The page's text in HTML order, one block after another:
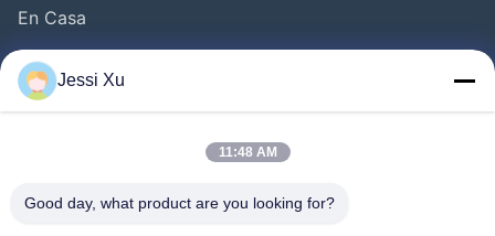
En Casa
Productos
Videos
Control De Calidad
Jessi Xu
11:48 AM
Good day, what product are you looking for?